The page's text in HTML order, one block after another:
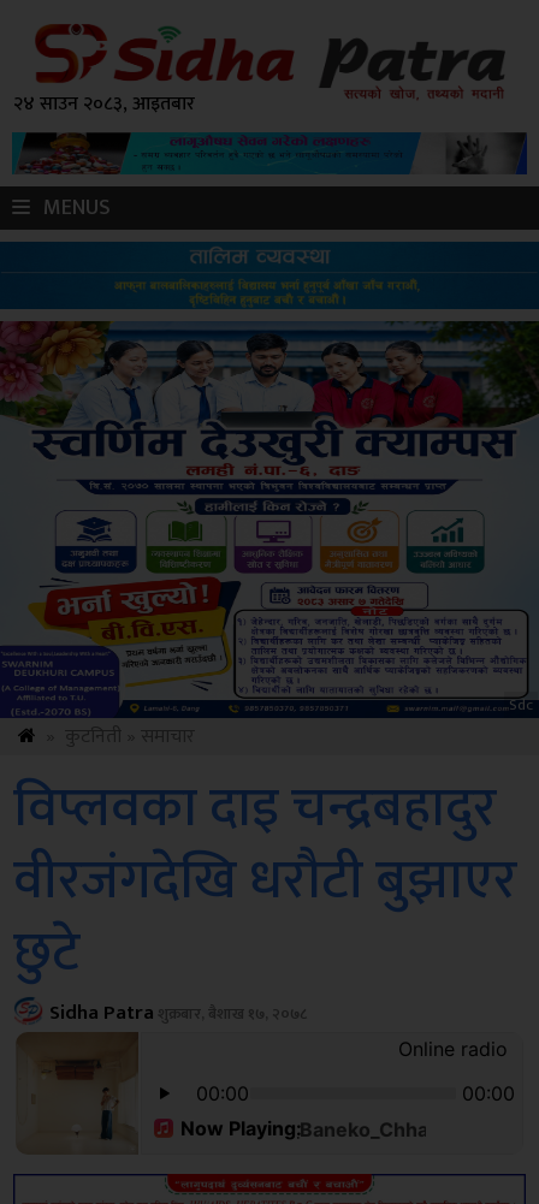
२४ साउन २०८३, आइतबार
MENUS
ksbus
विप्लवका दाइ चन्द्रबहादुर
वीरजंगदेखि धरौटी बुझाएर
छुटे
Sidha Patra शुक्रबार, बैशाख १७, २०७८